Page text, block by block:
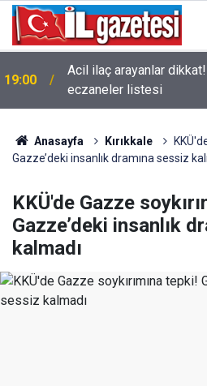
19:00
Acil ilaç arayanlar dikkat!
eczaneler listesi
Anasayfa Kırıkkale
Gazze’deki insanlık dramına sessiz
KKÜ'de Gazze
Gazze’deki insanlık
kalmadı